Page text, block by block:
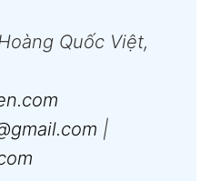
Quốc Việt,
|